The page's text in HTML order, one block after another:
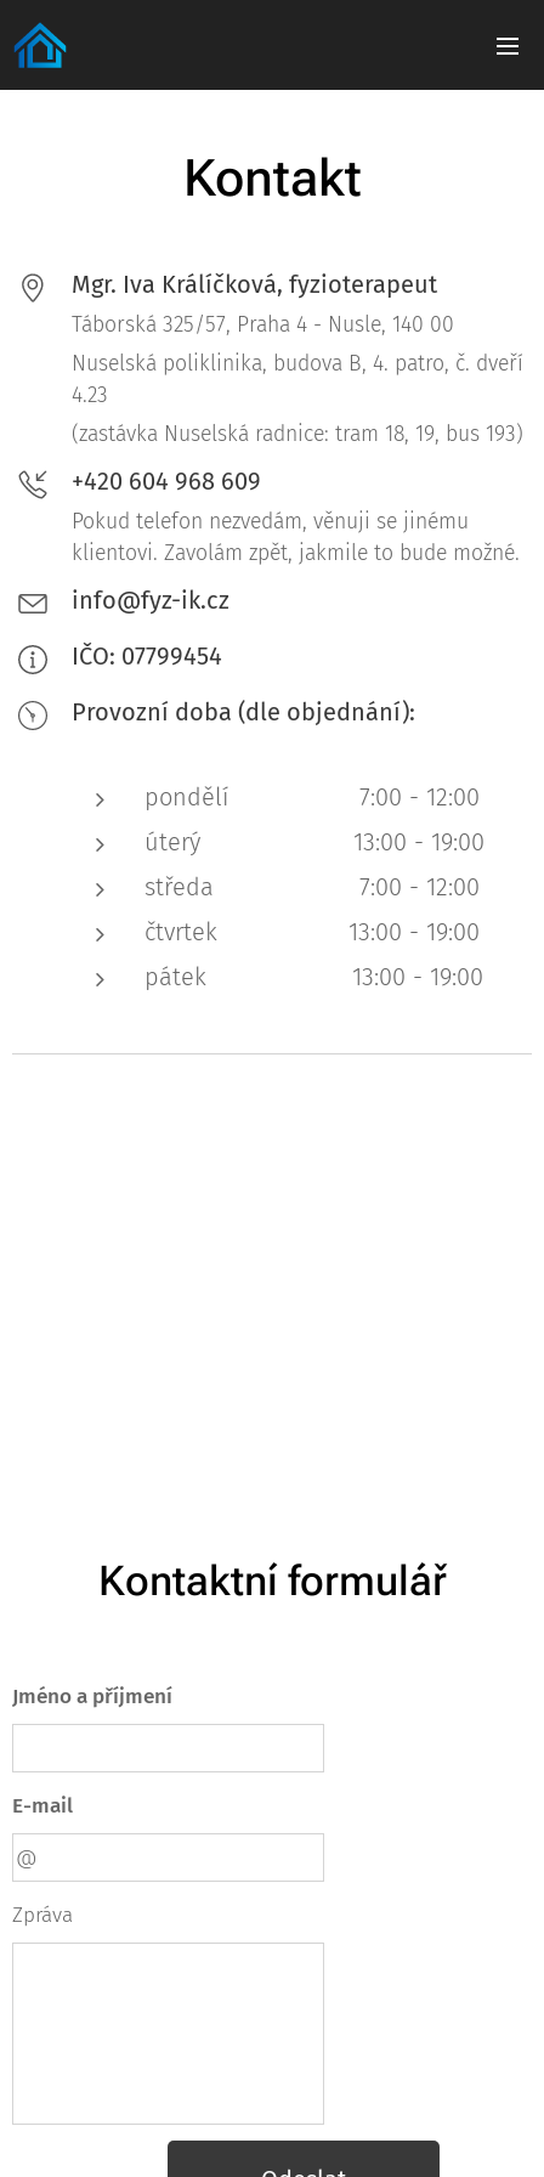
Kontakt
Mgr. Iva Králíčková, fyzioterapeut
Táborská 325/57, Praha 4 - Nusle, 140 00
Nuselská poliklinika, budova B, 4. patro, č. dveří
4.23
(zastávka Nuselská radnice: tram 18, 19, bus 193)
+420 604 968 609
Pokud telefon nezvedám, věnuji se jinému
klientovi. Zavolám zpět, jakmile to bude možné.
info@fyz-ik.cz
IČO: 07799454
Provozní doba (dle objednání):
pondělí 7:00 - 12:00
úterý 13:00 - 19:00
středa 7:00 - 12:00
čtvrtek 13:00 - 19:00
pátek 13:00 - 19:00
Kontaktní formulář
Jméno a příjmení
E-mail
Zpráva